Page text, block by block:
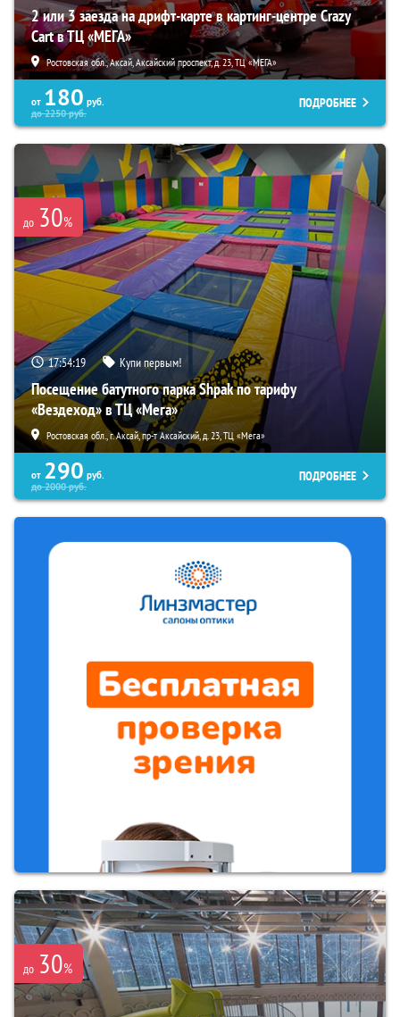
2 или 3 заезда на дрифт-карте в картинг-центре Crazy
Cart в ТЦ «МЕГА»
Ростовская обл., Аксай, Аксайский проспект, д. 23, ТЦ «МЕГА»
от 180 руб.
до2250руб.
ПОДРОБНЕЕ
до 30%
17:54:18 Купи первым!
Посещение батутного парка Shpak по тарифу
«Вездеход» в ТЦ «Мега»
Ростовская обл., г. Аксай, пр-т Аксайский, д. 23, ТЦ «Мега»
от 290 руб.
до2000руб.
ПОДРОБНЕЕ
до 30%